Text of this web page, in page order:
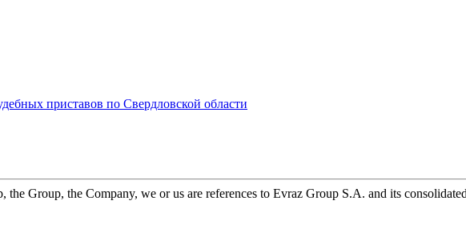
приставов по Свердловской области
Group, the Company, we or us are references to Evraz Group S.A. and its